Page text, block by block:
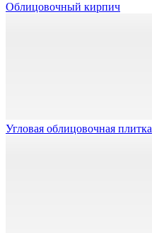
Облицовочный кирпич
Угловая облицовочная плитка